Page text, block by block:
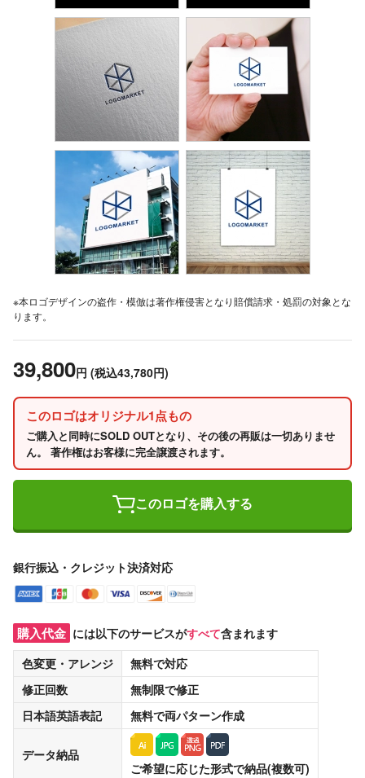
※本ロゴデザインの盗作・模倣は著作権侵害となり賠償請求・処罰の対象とな
ります。
39,800円 (税込43,780円)
このロゴはオリジナル1点もの
ご購入と同時にSOLD OUTとなり、その後の再販は一切ありませ
ん。 著作権はお客様に完全譲渡されます。
このロゴを購入する
銀行振込・クレジット決済対応
購入代金 には以下のサービスがすべて含まれます
色変更・アレンジ
無料で対応
修正回数
無制限で修正
日本語英語表記
無料で両パターン作成
データ納品
ご希望に応じた形式で納品(複数可)